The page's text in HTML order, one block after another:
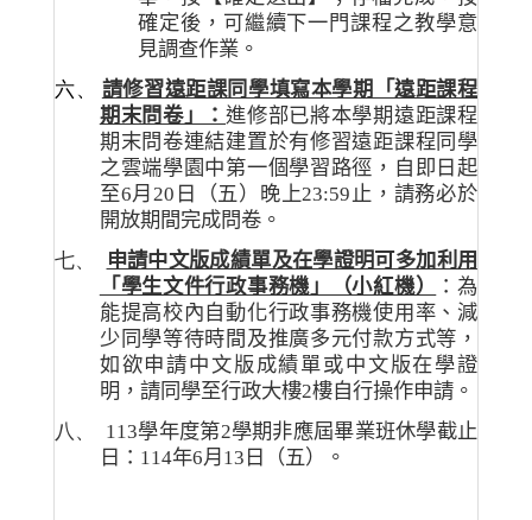
確定後，可繼續下一門課程之教學意
見調查作業。
六、
請修習遠距課同學填寫本學期「遠距課程
期末問卷」：進修部已將本學期遠距課程
期末問卷連結建置於有修習遠距課程同學
之雲端學園中第一個學習路徑，自即日起
至6月20 日（五）晚上23:59止，請務必於
開放期間完成問卷。
七、
申請中文版成績單及在學證明可多加利用
「學生文件行政事務機」（小紅機）
：為
能提高校內自動化行政事務機使用率、減
少同學等待時間及推廣多元付款方式等，
如欲申請中文版成績單或中文版在學證
明，請同學至行政大樓2樓自行操作申請。
八、
113學年度第2學期非應屆畢業班休學截止
日： 114年6月 13 日（五）。